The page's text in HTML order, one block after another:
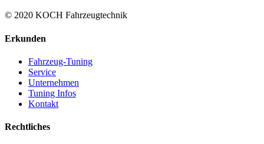
© 2020 KOCH Fahrzeugtechnik
Erkunden
Fahrzeug-Tuning
Service
Unternehmen
Tuning Infos
Kontakt
Rechtliches